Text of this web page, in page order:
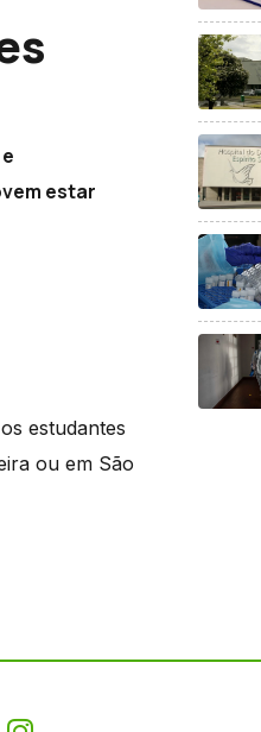
estar
estudantes
ou em São